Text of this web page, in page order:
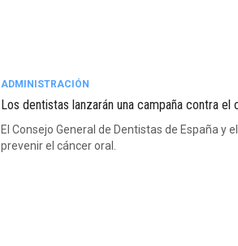
ADMINISTRACIÓN
Los dentistas lanzarán una campaña contra el
El Consejo General de Dentistas de España
prevenir el cáncer oral.